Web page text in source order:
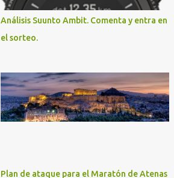
Análisis Suunto Ambit. Comenta y entra en
el sorteo.
Plan de ataque para el Maratón de Atenas